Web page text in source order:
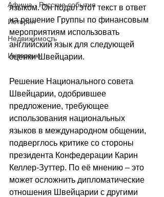
Афиша - Русские события
История
Недвижимость
Интервью
языком. Он подал этот текст в ответ
на решение Группы по финансовым
мероприятиям использовать
английский язык для следующей
оценки Швейцарии.
Решение Национального совета
Швейцарии, одобрившее
предложение, требующее
использования национальных
языков в международном общении,
подверглось критике со стороны
президента Конфедерации Карин
Келлер-Зуттер. По её мнению – это
может осложнить дипломатические
отношения Швейцарии с другими